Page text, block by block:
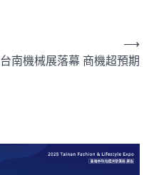
台南機械展落幕 商機超預期
⟶